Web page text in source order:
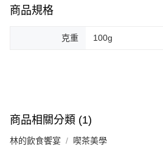
商品規格
克重 100g
商品相關分類 (1)
林的飲食饗宴 喫茶美學